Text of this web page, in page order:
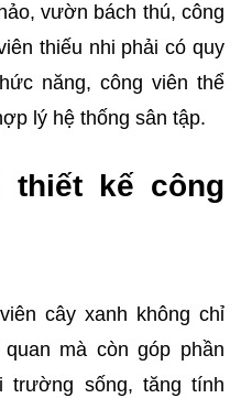
vườn bách thú, công
thiếu nhi phải có quy
năng, công viên thể
lý hệ thống sân tập.
thiết kế công
cây xanh không chỉ
mà còn góp phần
trường sống, tăng tính